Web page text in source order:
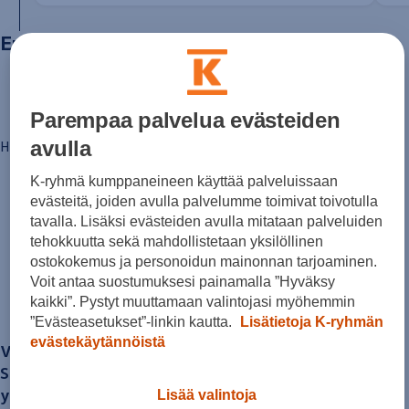
Volkswagen-huolto ja vauriokorjaus
Alkuperäisosat ja lisävarusteet
Huolenpitosopimus
Renkaat ja vanteet
Ajotietopalvelut Basic ja Fleet
Auton osien kierrätys
Digitaaliset lisäpalvelut
Löydä palveluita mallillesi
Matkapuhelimen ja ajoneuvon yhdistäminen
Päivitykset ohjelmistoihin, karttoihin ja
Volkswagen-sovellukset, kirjautuminen ja
Käyttöohjekirjat ja käyttövinkit
Yhdistettävyys
myVolkswagen
Volkswagen-tietoa
Usein kysyttyä
Uutiset
Tilaa vaatimuksenmukaisuustodistus
Volkswagen-tarinat
WLTP-kulutusmittaus
Enemmän tutkittavaa
Hintoihin lisätään jälleenmyyjäkohtaiset
Löydä oma
Volkswagen-mallisi
ja ihastu.
Volkswageninautomallisto on laaja ja monipuolinen.
Se kattaa sekä perinteiset polttomoottoriautot että
yhä kasvavan sähköautomalliston.
Parempaa palvelua evästeiden
avulla
K-ryhmä kumppaneineen käyttää palveluissaan
evästeitä, joiden avulla palvelumme toimivat toivotulla
tavalla. Lisäksi evästeiden avulla mitataan palveluiden
tehokkuutta sekä mahdollistetaan yksilöllinen
ostokokemus ja personoidun mainonnan tarjoaminen.
Voit antaa suostumuksesi painamalla ”Hyväksy
kaikki”. Pystyt muuttamaan valintojasi myöhemmin
”Evästeasetukset”-linkin kautta.
Lisätietoja K-ryhmän
evästekäytännöistä
Lisää valintoja